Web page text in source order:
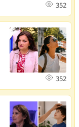
352
352